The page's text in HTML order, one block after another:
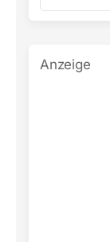
Anzeige